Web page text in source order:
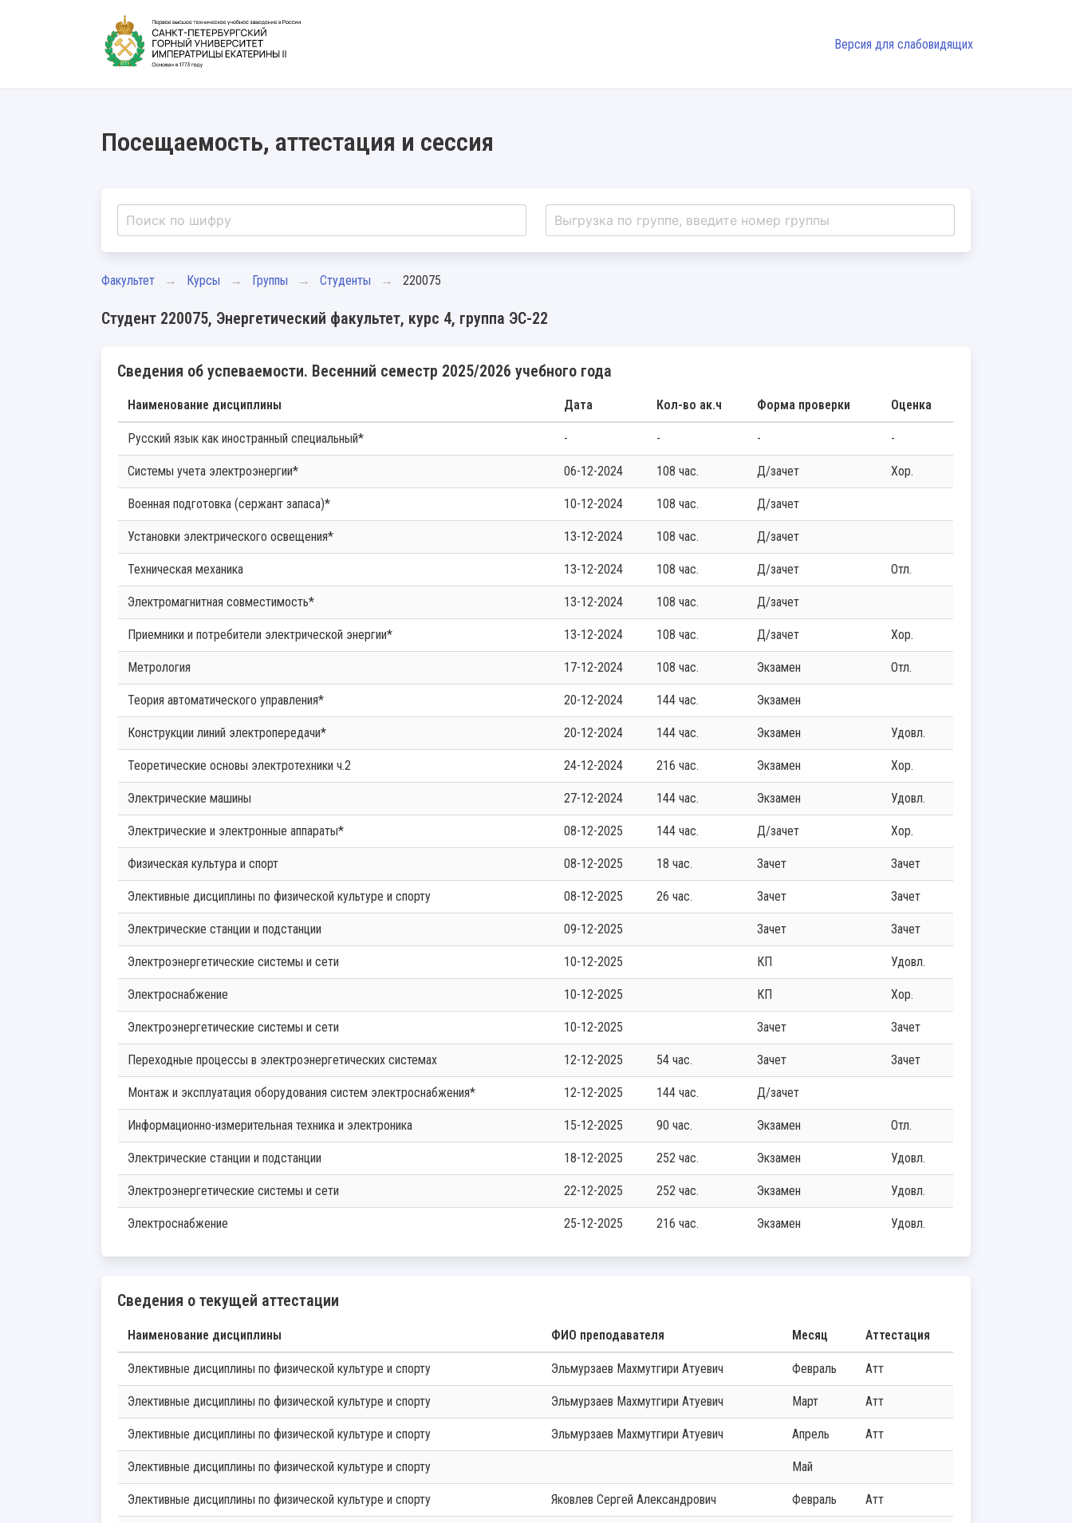
Версия для слабовидящих
Посещаемость, аттестация и сессия
Факультет Курсы Группы Студенты 220075
Студент 220075, Энергетический факультет, курс 4, группа ЭС-22
Сведения об успеваемости. Весенний семестр 2025/2026 учебного года
Наименование дисциплины Дата Кол-во ак.ч Форма проверки Оценка
Русский язык как иностранный специальный* - - - -
Системы учета электроэнергии* 06-12-2024 108 час. д/зачет хор.
Военная подготовка (сержант запаса)* 10-12-2024 108 час. д/зачет
Установки электрического освещения* 13-12-2024 108 час. д/зачет
Техническая механика 13-12-2024 108 час. д/зачет отл.
Электромагнитная совместимость* 13-12-2024 108 час. д/зачет
Приемники и потребители электрической энергии* 13-12-2024 108 час. д/зачет хор.
Метрология 17-12-2024 108 час. экзамен отл.
Теория автоматического управления* 20-12-2024 144 час. экзамен
Конструкции линий электропередачи* 20-12-2024 144 час. экзамен удовл.
Теоретические основы электротехники ч.2 24-12-2024 216 час. экзамен хор.
Электрические машины 27-12-2024 144 час. экзамен удовл.
Электрические и электронные аппараты* 08-12-2025 144 час. д/зачет хор.
Физическая культура и спорт 08-12-2025 18 час. зачет зачет
Элективные дисциплины по физической культуре и спорту 08-12-2025 26 час. зачет зачет
Электрические станции и подстанции 09-12-2025 зачет зачет
Электроэнергетические системы и сети 10-12-2025 КП удовл.
Электроснабжение 10-12-2025 КП хор.
Электроэнергетические системы и сети 10-12-2025 зачет зачет
Переходные процессы в электроэнергетических системах 12-12-2025 54 час. зачет зачет
Монтаж и эксплуатация оборудования систем электроснабжения* 12-12-2025 144 час. д/зачет
Информационно-измерительная техника и электроника 15-12-2025 90 час. экзамен отл.
Электрические станции и подстанции 18-12-2025 252 час. экзамен удовл.
Электроэнергетические системы и сети 22-12-2025 252 час. экзамен удовл.
Электроснабжение 25-12-2025 216 час. экзамен удовл.
Сведения о текущей аттестации
Наименование дисциплины ФИО преподавателя Месяц Аттестация
Элективные дисциплины по физической культуре и спорту Эльмурзаев Махмутгири Атуевич Февраль Атт
Элективные дисциплины по физической культуре и спорту Эльмурзаев Махмутгири Атуевич Март Атт
Элективные дисциплины по физической культуре и спорту Эльмурзаев Махмутгири Атуевич Апрель Атт
Элективные дисциплины по физической культуре и спорту Май
Элективные дисциплины по физической культуре и спорту Яковлев Сергей Александрович Февраль Атт